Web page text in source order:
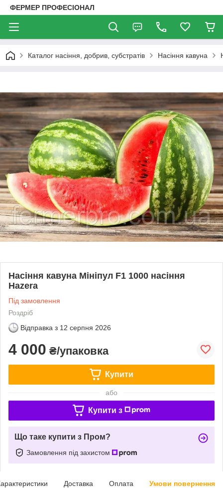
ФЕРМЕР ПРОФЕСІОНАЛ
Каталог насіння, добрив, субстратів Насіння кавуна
Насіння кавуна Мініпул F1 1000 насіння
Hazera
Під замовлення
Роздріб
Відправка з 12 серпня 2026
4 000 ₴/упаковка
Купити
або
Купити з
Що таке купити з Пром?
Замовлення під захистом
Доставка Оплата Умови повернення